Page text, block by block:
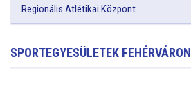
Regionális Atlétikai Központ
SPORTEGYESÜLETEK FEHÉRVÁRON